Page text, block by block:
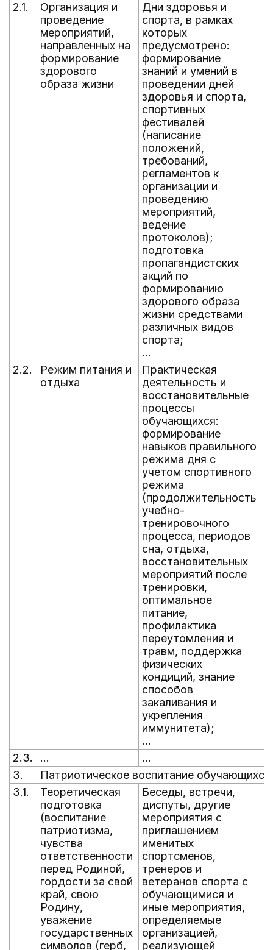
2.1.
Организация и
проведение
мероприятий,
направленных на
формирование
здорового
образа жизни
Дни здоровья и
спорта, в рамках
которых
предусмотрено:
формирование
знаний и умений в
проведении дней
здоровья и спорта,
спортивных
фестивалей
(написание
положений,
требований,
регламентов к
организации и
проведению
мероприятий,
ведение
протоколов);
подготовка
пропагандистских
акций по
формированию
здорового образа
жизни средствами
различных видов
спорта;
...
2.2.
Режим питания и
отдыха
Практическая
деятельность и
восстановительные
процессы
обучающихся:
формирование
навыков правильного
режима дня с
учетом спортивного
режима
(продолжительность
учебно-
тренировочного
процесса, периодов
сна, отдыха,
восстановительных
мероприятий после
тренировки,
оптимальное
питание,
профилактика
переутомления и
травм, поддержка
физических
кондиций, знание
способов
закаливания и
укрепления
иммунитета);
...
2.3. ... ...
3.
Патриотическое воспитание обучающихся
3.1.
Теоретическая
подготовка
(воспитание
патриотизма,
чувства
ответственности
перед Родиной,
гордости за свой
край, свою
Родину,
уважение
государственных
символов (герб,
Беседы, встречи,
диспуты, другие
мероприятия с
приглашением
именитых
спортсменов,
тренеров и
ветеранов спорта с
обучающимися и
иные мероприятия,
определяемые
организацией,
реализующей